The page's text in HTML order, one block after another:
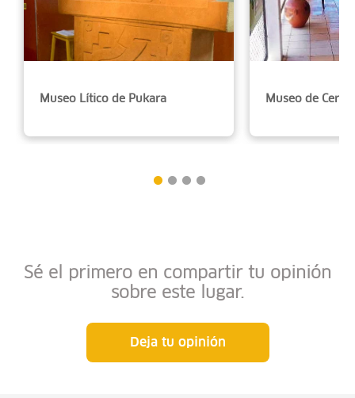
Museo Lítico de Pukara Museo de
Sé el primero en compartir tu opinión
sobre este lugar.
Deja tu opinión